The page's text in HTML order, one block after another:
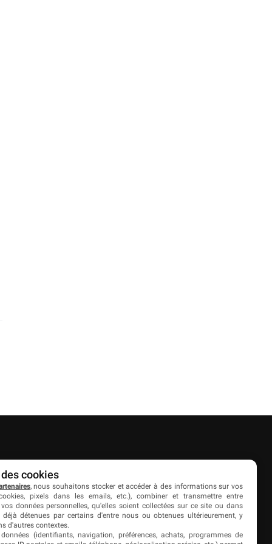
Livefoot
Jeunesfooteux
Tólmi Studio
cookies
, nous souhaitons stocker et accéder à des informations sur vos
pixels dans les emails, etc.), combiner et transmettre entre
données personnelles, qu'elles soient collectées sur ce site ou dans
déjà détenues par certains d'entre nous ou obtenues ultérieurement, y
d'autres contextes.
(identifiants, navigation, préférences, achats, programmes de